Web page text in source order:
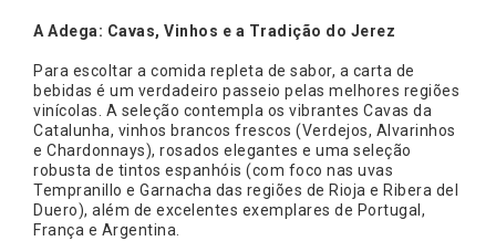
A Adega: Cavas, Vinhos e a Tradição do Jerez
Para escoltar a comida repleta de sabor, a carta de
bebidas é um verdadeiro passeio pelas melhores regiões
vinícolas. A seleção contempla os vibrantes Cavas da
Catalunha, vinhos brancos frescos (Verdejos, Alvarinhos
e Chardonnays), rosados elegantes e uma seleção
robusta de tintos espanhóis (com foco nas uvas
Tempranillo e Garnacha das regiões de Rioja e Ribera del
Duero), além de excelentes exemplares de Portugal,
França e Argentina.